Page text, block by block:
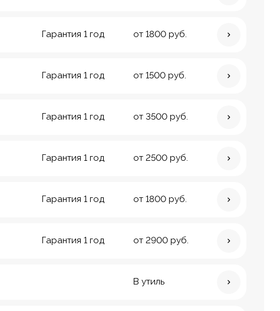
Гарантия 1 год от 1800 руб.
Гарантия 1 год от 1500 руб.
Гарантия 1 год от 3500 руб.
Гарантия 1 год от 2500 руб.
Гарантия 1 год от 1800 руб.
Гарантия 1 год от 2900 руб.
В утиль